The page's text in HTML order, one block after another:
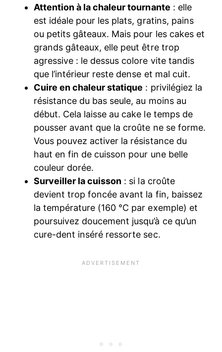
Attention à la chaleur tournante : elle
est idéale pour les plats, gratins, pains
ou petits gâteaux. Mais pour les cakes et
grands gâteaux, elle peut être trop
agressive : le dessus colore vite tandis
que l’intérieur reste dense et mal cuit.
Cuire en chaleur statique : privilégiez la
résistance du bas seule, au moins au
début. Cela laisse au cake le temps de
pousser avant que la croûte ne se forme.
Vous pouvez activer la résistance du
haut en fin de cuisson pour une belle
couleur dorée.
Surveiller la cuisson : si la croûte
devient trop foncée avant la fin, baissez
la température (160 °C par exemple) et
poursuivez doucement jusqu’à ce qu’un
cure-dent inséré ressorte sec.